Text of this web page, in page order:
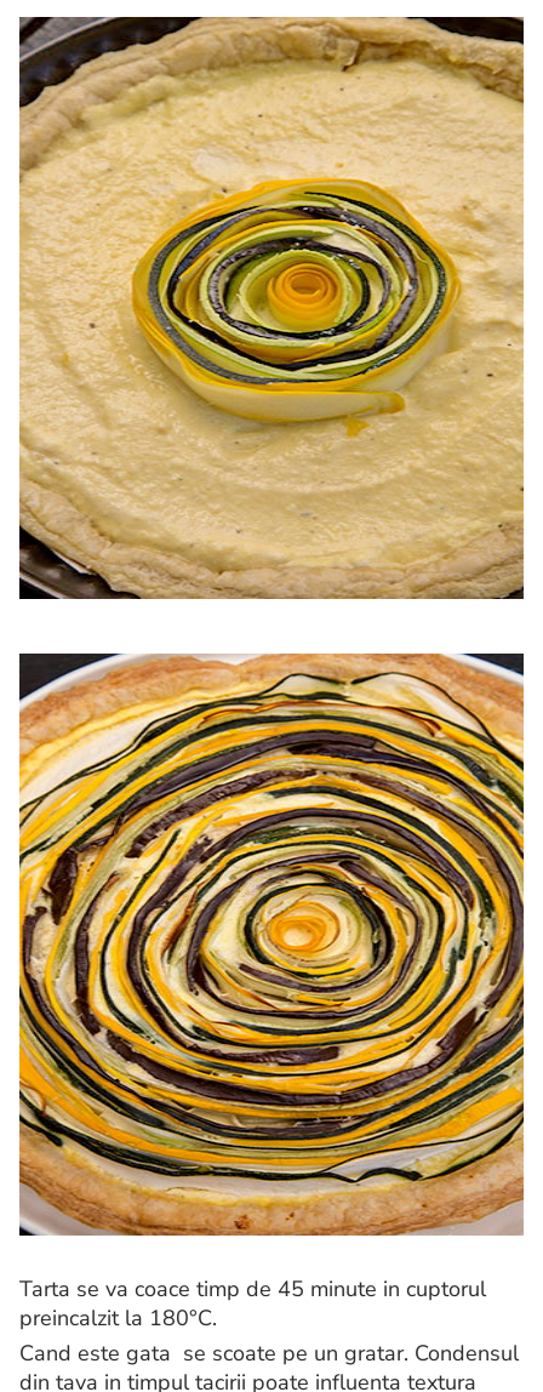
Tarta se va coace timp de 45 minute in cuptorul
preincalzit la 180°C.
Cand este gata se scoate pe un gratar. Condensul
din tava in timpul tacirii poate influenta textura